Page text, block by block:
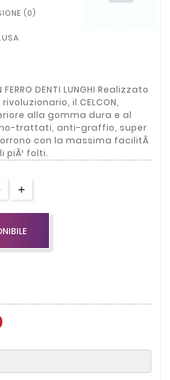
(0)
FERRO DENTI LUNGHI Realizzato
il CELCON,
alla gomma dura e al
trattati, anti-graffio, super
con la massima facilitÃ
piÃ¹ folti.